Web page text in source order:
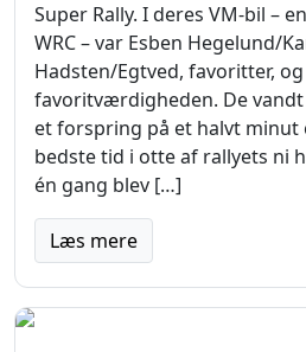
Super Rally. I deres VM-bil –
WRC – var Esben Hegelund/
Hadsten/Egtved, favoritter,
favoritværdigheden. De
et forspring på et halvt minut
bedste tid i otte af rallyets ni
én gang blev […]
Læs mere